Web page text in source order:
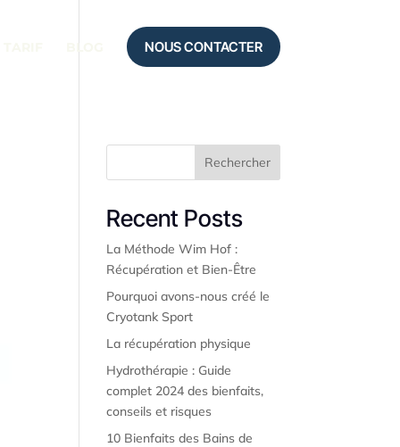
NOUS CONTACTER
Rechercher
Recent Posts
La Méthode Wim Hof :
Récupération et Bien-Être
Pourquoi avons-nous créé le
Cryotank Sport
La récupération physique
Hydrothérapie : Guide
complet 2024 des bienfaits,
conseils et risques
10 Bienfaits des Bains de